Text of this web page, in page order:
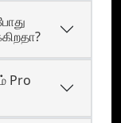
Pro